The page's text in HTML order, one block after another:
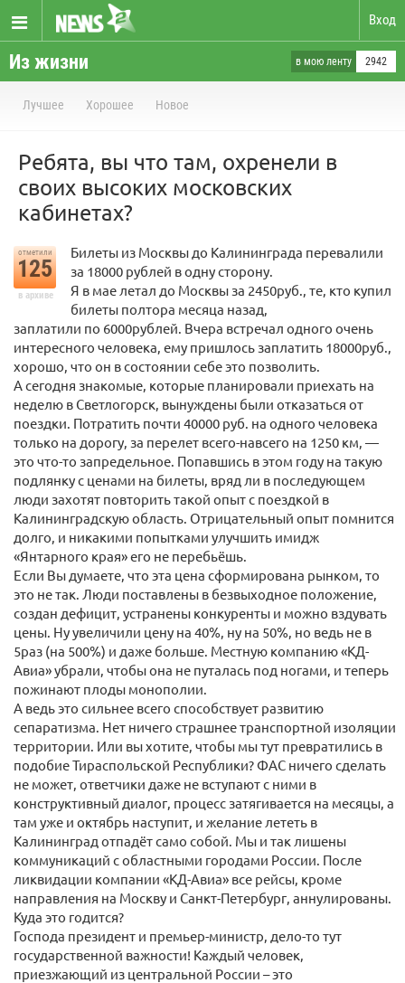
Вход
Из жизни в мою ленту 2942
Лучшее Хорошее Новое
Ребята, вы что там, охренели в
своих высоких московских
кабинетах?
отметили
125
в архиве
Билеты из Москвы до Калининграда перевалили
за 18000 рублей в одну сторону.
Я в мае летал до Москвы за 2450руб., те, кто купил
билеты полтора месяца назад,
заплатили по 6000рублей. Вчера встречал одного очень
интересного человека, ему пришлось заплатить 18000руб.,
хорошо, что он в состоянии себе это позволить.
А сегодня знакомые, которые планировали приехать на
неделю в Светлогорск, вынуждены были отказаться от
поездки. Потратить почти 40000 руб. на одного человека
только на дорогу, за перелет всего-навсего на 1250 км, —
это что-то запредельное. Попавшись в этом году на такую
подлянку с ценами на билеты, вряд ли в последующем
люди захотят повторить такой опыт с поездкой в
Калининградскую область. Отрицательный опыт помнится
долго, и никакими попытками улучшить имидж
«Янтарного края» его не перебьёшь.
Если Вы думаете, что эта цена сформирована рынком, то
это не так. Люди поставлены в безвыходное положение,
создан дефицит, устранены конкуренты и можно вздувать
цены. Ну увеличили цену на 40%, ну на 50%, но ведь не в
5раз (на 500%) и даже больше. Местную компанию «КД-
Авиа» убрали, чтобы она не путалась под ногами, и теперь
пожинают плоды монополии.
А ведь это сильнее всего способствует развитию
сепаратизма. Нет ничего страшнее транспортной изоляции
территории. Или вы хотите, чтобы мы тут превратились в
подобие Тираспольской Республики? ФАС ничего сделать
не может, ответчики даже не вступают с ними в
конструктивный диалог, процесс затягивается на месяцы, а
там уже и октябрь наступит, и желание лететь в
Калининград отпадёт само собой. Мы и так лишены
коммуникаций с областными городами России. После
ликвидации компании «КД-Авиа» все рейсы, кроме
направления на Москву и Санкт-Петербург, аннулированы.
Куда это годится?
Господа президент и премьер-министр, дело-то тут
государственной важности! Каждый человек,
приезжающий из центральной России – это